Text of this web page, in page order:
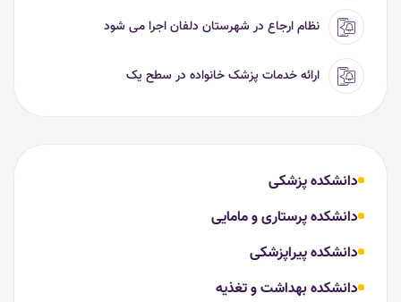
نظام ارجاع در شهرستان دلفان اجرا می شود
ارائه خدمات پزشک خانواده در سطح یک
دانشکده پزشکی
دانشکده پرستاری و مامایی
دانشکده پیراپزشکی
دانشکده بهداشت و تغذیه